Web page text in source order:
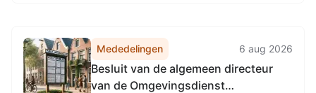
2026, tot het vaststellen van de
Vervangingsregeling directie
Accountmanagement &
Bedrijfsvoering Omgevingsdienst...
Mededelingen 6 aug 2026
Besluit van de algemeen directeur
van de Omgevingsdienst